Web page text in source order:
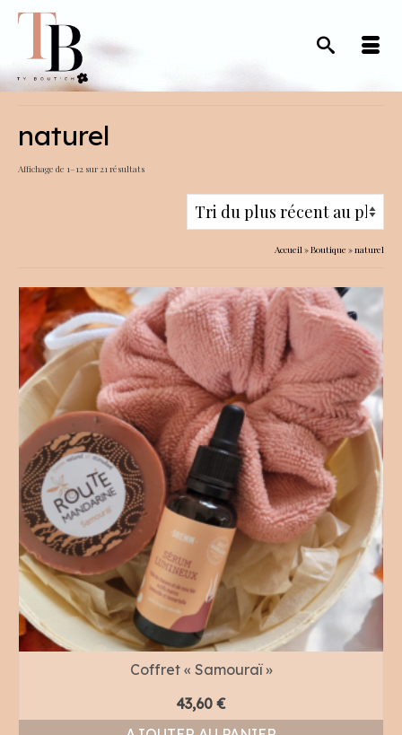
naturel
Affichage de 1–12 sur 21 résultatsTrié
ancien
Accueil»Boutique »naturel
Coffret « Samouraï »
43,60 €